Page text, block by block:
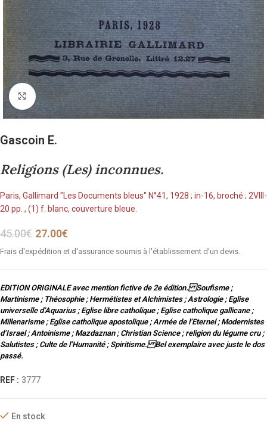
Cliquez pour agrandir
Gascoin E.
Religions (Les) inconnues.
Paris, Gallimard "Les Documents bleus" N°41, 1928 ; in-16, broché ; 2VIII-
20 pp. , (1) f. blanc, couverture bleue.
45.00€ 27.00€
Frais d'expédition et d'assurance soumis à l'établissement d'un devis.
EDITION ORIGINALE avec mention fictive de 2e édition. Soufisme ;
Martinisme ; Théosophie ; Hermétistes et Alchimistes ; Astrologie ; Eglise
universelle d’Aquarius ; Eglise libre catholique ; Eglise catholique gallicane ;
Millenarisme ; Eglise catholique apostolique ; Armée de l’Eternel ; Modernistes
d’Israel ; Antoinisme ; Mazdaznan ; Christian Science ; religion du légume cru ;
Salutistes ; Culte de l’Humanité ; Spiritisme. Bel exemplaire avec juste le dos
passé.
REF : 3777
En stock